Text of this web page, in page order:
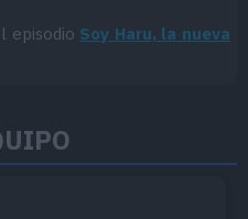
episodio Soy Haru, la nueva